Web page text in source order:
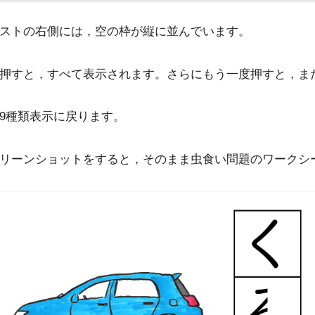
の右側には，空の枠が縦に並んでいます。
すと，すべて表示されます。さらにもう一度押すと，ま
類表示に戻ります。
ーンショットをすると，そのまま虫食い問題のワークシ